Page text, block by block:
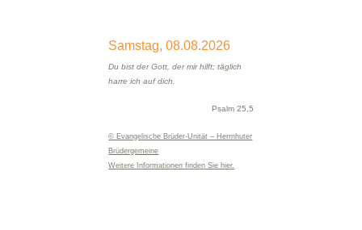
Samstag,08.08.2026
Du bist der Gott, der mir hilft; täglich
harre ich auf dich.
Psalm 25,5
© Evangelische Brüder-Unität – Herrnhuter
Brüdergemeine
Weitere Informationen finden Sie hier.